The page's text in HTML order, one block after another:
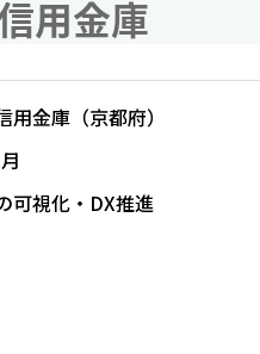
用金庫
用金庫（京都府）
可視化・DX推進